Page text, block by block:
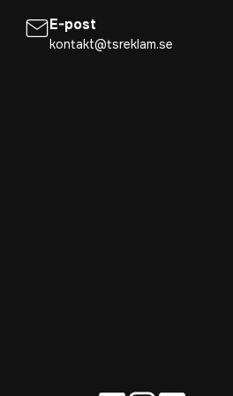
E-post
kontakt@tsreklam.se